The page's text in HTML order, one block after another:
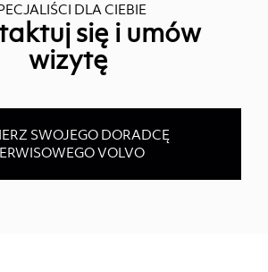
DLA CIEBIE
się i umów
wizytę
SWOJEGO DORADCĘ
VOLVO